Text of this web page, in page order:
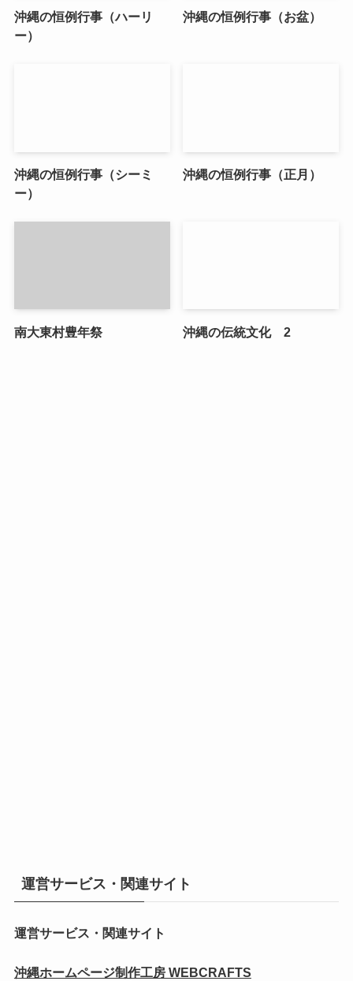
沖縄の恒例行事（ハーリ
ー）
沖縄の恒例行事（お盆）
沖縄の恒例行事（シーミ
ー）
沖縄の恒例行事（正月）
南大東村豊年祭 沖縄の伝統文化 2
運営サービス・関連サイト
運営サービス・関連サイト
沖縄ホームページ制作工房 WEBCRAFTS